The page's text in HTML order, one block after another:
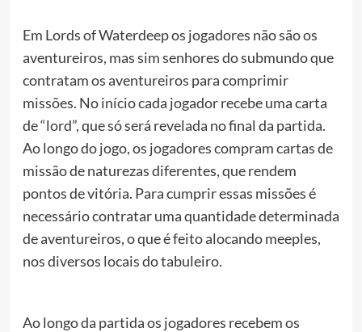
Em Lords of Waterdeep os jogadores não são os
aventureiros, mas sim senhores do submundo que
contratam os aventureiros para comprimir
missões. No início cada jogador recebe uma carta
de “lord”, que só será revelada no final da partida.
Ao longo do jogo, os jogadores compram cartas de
missão de naturezas diferentes, que rendem
pontos de vitória. Para cumprir essas missões é
necessário contratar uma quantidade determinada
de aventureiros, o que é feito alocando meeples,
nos diversos locais do tabuleiro.
Ao longo da partida os jogadores recebem os